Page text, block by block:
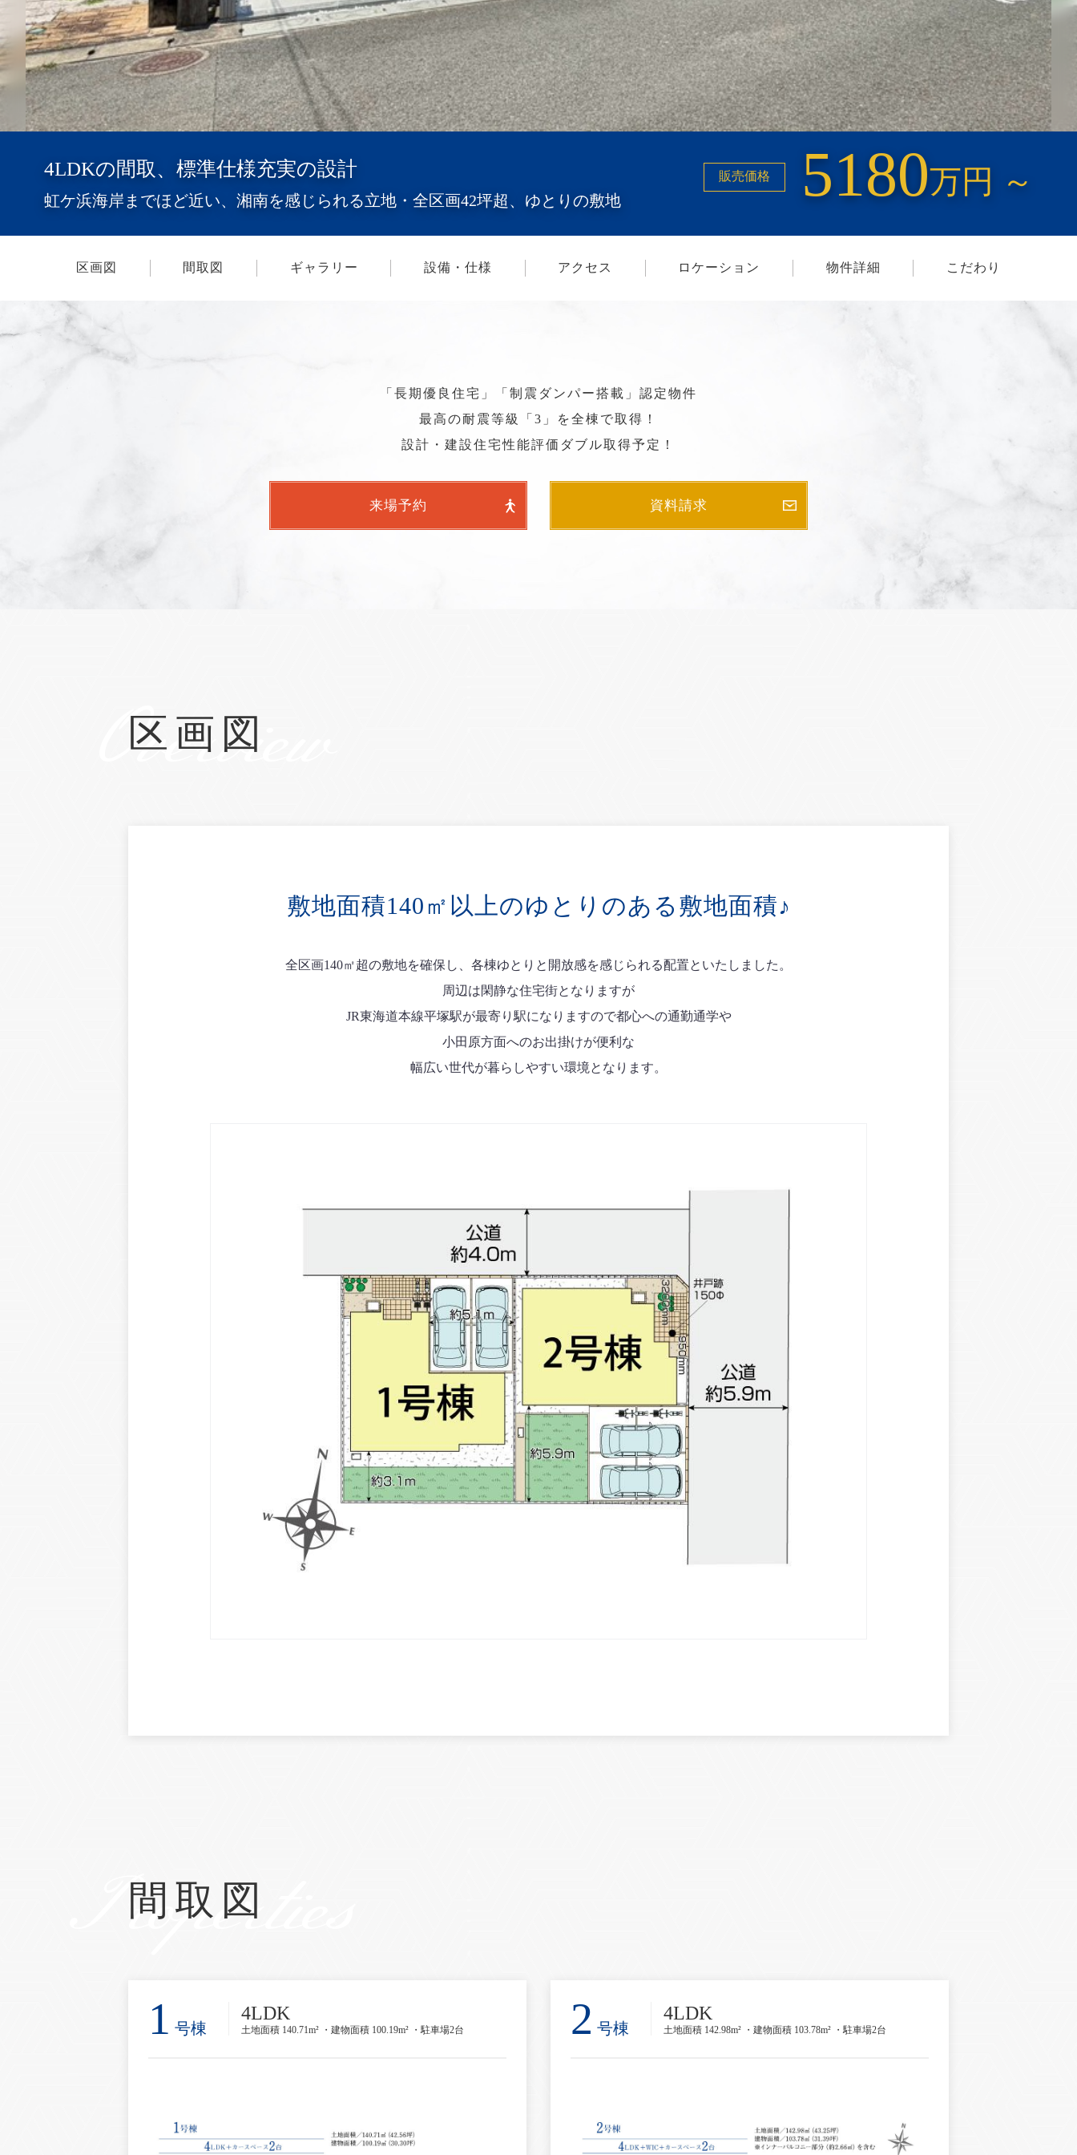
4LDKの間取、標準仕様充実の設計 販売価格 5180万円 ～
虹ケ浜海岸までほど近い、湘南を感じられる立地・全区画42坪超、ゆとりの敷地
区画図 間取図 ギャラリー 設備・仕様 アクセス ロケーション 物件詳細 こだわり
「長期優良住宅」「制震ダンパー搭載」認定物件
最高の耐震等級「3」を全棟で取得！
来場予約 資料請求
Overview
区画図
敷地面積140㎡以上のゆとりのある敷地面積♪
全区画140㎡超の敷地を確保し、各棟ゆとりと開放感を感じられる配置といたしました。
周辺は閑静な住宅街となりますが
JR東海道本線平塚駅が最寄り駅になりますので都心への通勤通学や
小田原方面へのお出掛けが便利な
Properties
間取図
1 号棟
4LDK
土地面積 140.71m² ・建物面積 100.19m² ・駐車場2台 2 号棟
4LDK
土地面積 142.98m² ・建物面積 103.78m² ・駐車場2台